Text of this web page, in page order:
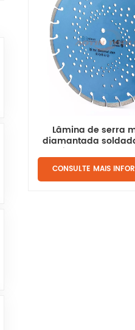
Lâmina de serra
diamantada
com núcleo de aço
espiral
CONSULTE MAIS